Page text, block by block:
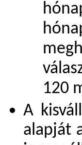
120
A
alapját